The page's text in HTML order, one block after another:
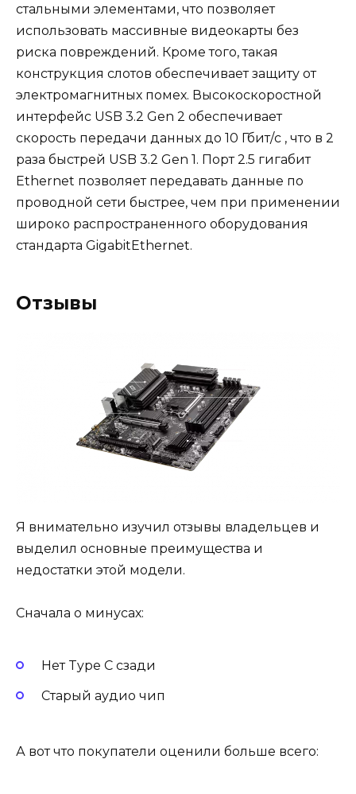
стальными элементами, что позволяет
использовать массивные видеокарты без
риска повреждений. Кроме того, такая
конструкция слотов обеспечивает защиту от
электромагнитных помех. Высокоскоростной
интерфейс USB 3.2 Gen 2 обеспечивает
скорость передачи данных до 10 Гбит/с , что в 2
раза быстрей USB 3.2 Gen 1. Порт 2.5 гигабит
Ethernet позволяет передавать данные по
проводной сети быстрее, чем при применении
широко распространенного оборудования
стандарта GigabitEthernet.
Отзывы
Я внимательно изучил отзывы владельцев и
выделил основные преимущества и
недостатки этой модели.
Сначала о минусах:
Нет Type C сзади
Старый аудио чип
А вот что покупатели оценили больше всего: